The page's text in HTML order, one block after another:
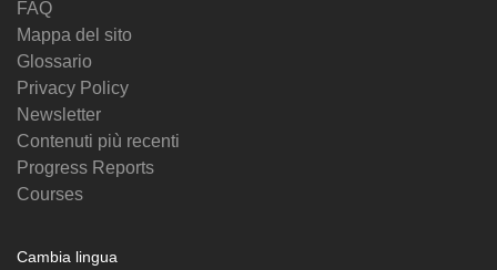
FAQ
Mappa del sito
Glossario
Privacy Policy
Newsletter
Contenuti più recenti
Progress Reports
Courses
Cambia lingua